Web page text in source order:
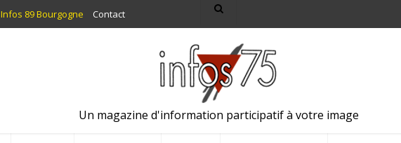
Infos 89 Bourgogne Contact
Un magazine d'information participatif à votre image